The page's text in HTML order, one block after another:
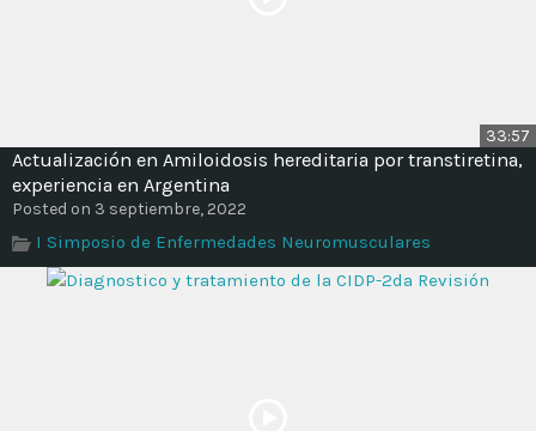
33:57
Actualización en Amiloidosis hereditaria por transtiretina,
experiencia en Argentina
Posted on 3 septiembre, 2022
I Simposio de Enfermedades Neuromusculares